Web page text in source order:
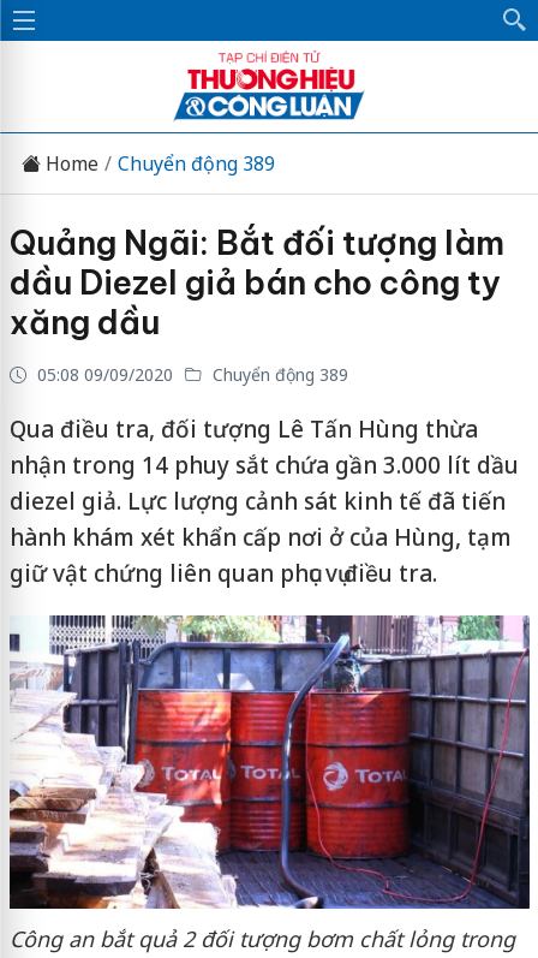
Home Chuyển động 389
Quảng Ngãi: Bắt đối tượng làm
dầu Diezel giả bán cho công ty
xăng dầu
05:08 09/09/2020 Chuyển động 389
Qua điều tra, đối tượng Lê Tấn Hùng thừa
nhận trong 14 phuy sắt chứa gần 3.000 lít dầu
diezel giả. Lực lượng cảnh sát kinh tế đã tiến
hành khám xét khẩn cấp nơi ở của Hùng, tạm
giữ vật chứng liên quan phục vụ điều tra.
Công an bắt quả 2 đối tượng bơm chất lỏng trong